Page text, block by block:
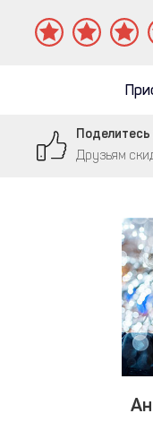
Поделитесь
Друзьям